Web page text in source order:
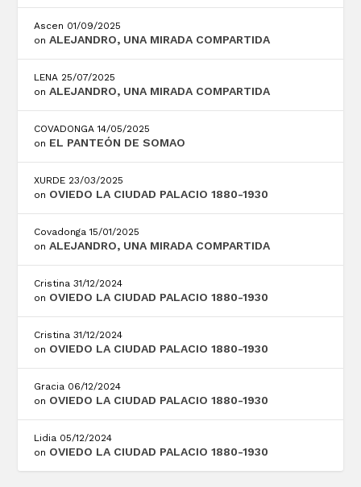
Ascen 01/09/2025
onALEJANDRO, UNA MIRADA COMPARTIDA
LENA 25/07/2025
onALEJANDRO, UNA MIRADA COMPARTIDA
COVADONGA 14/05/2025
on EL PANTEÓN DE SOMAO
XURDE 23/03/2025
on OVIEDO LA CIUDAD PALACIO 1880-1930
Covadonga 15/01/2025
onALEJANDRO, UNA MIRADA COMPARTIDA
Cristina 31/12/2024
on OVIEDO LA CIUDAD PALACIO 1880-1930
Cristina 31/12/2024
on OVIEDO LA CIUDAD PALACIO 1880-1930
Gracia 06/12/2024
on OVIEDO LA CIUDAD PALACIO 1880-1930
Lidia 05/12/2024
on OVIEDO LA CIUDAD PALACIO 1880-1930